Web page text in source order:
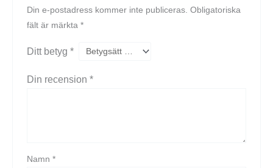
Din e-postadress kommer inte publiceras. Obligatoriska
fält är märkta *
Ditt betyg *
Din recension *
Namn *